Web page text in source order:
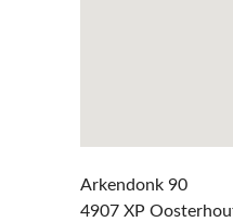
Arkendonk 90
4907 XP